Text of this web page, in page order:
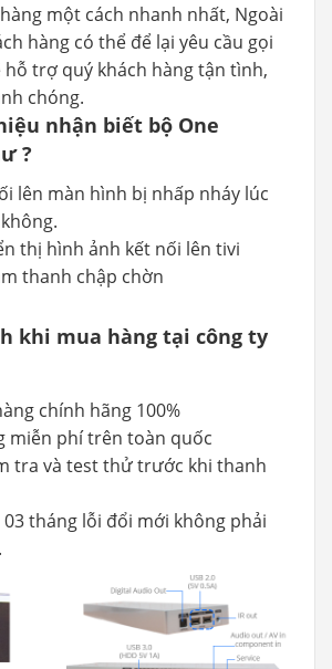
một cách nhanh nhất, Ngoài
hàng có thể để lại yêu cầu gọi
hỗ trợ quý khách hàng tận tình,
chóng.
nhận biết bộ One
?
lên màn hình bị nhấp nháy lúc
thị hình ảnh kết nối lên tivi
thanh chập chờn
khi mua hàng tại công ty
chính hãng 100%
miễn phí trên toàn quốc
tra và test thử trước khi thanh
03 tháng lỗi đổi mới không phải